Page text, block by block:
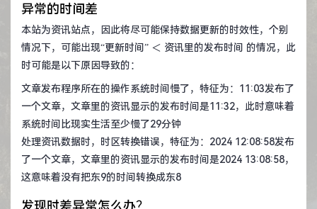
异常的时间差
本站为资讯站点，因此将尽可能保持数据更新的时效性，个别
情况下，可能出现“更新时间” ＜ 资讯里的发布时间 的情况，此
时可能是以下原因导致的：
文章发布程序所在的操作系统时间慢了，特征为：11:03发布了
一个文章，文章里的资讯显示的发布时间是11:32，此时意味着
系统时间比现实生活至少慢了29分钟
处理资讯数据时，时区转换错误，特征为：2024 12:08:58发布
了一个文章，文章里的资讯显示的发布时间是2024 13:08:58，
这意味着没有把东9的时间转换成东8
发现时差异常怎么办？